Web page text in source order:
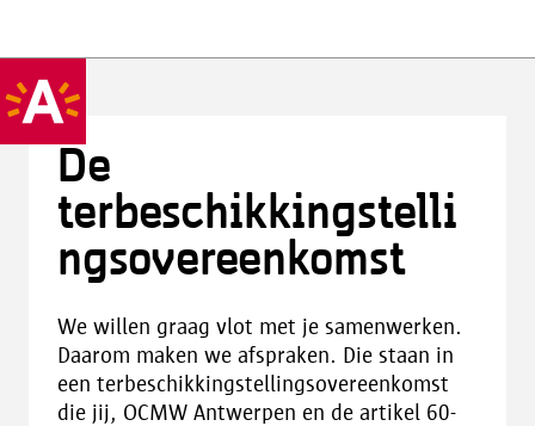
De
terbeschikkingstelli
ngsovereenkomst
We willen graag vlot met je samenwerken.
Daarom maken we afspraken. Die staan in
een terbeschikkingstellingsovereenkomst
die jij, OCMW Antwerpen en de artikel 60-